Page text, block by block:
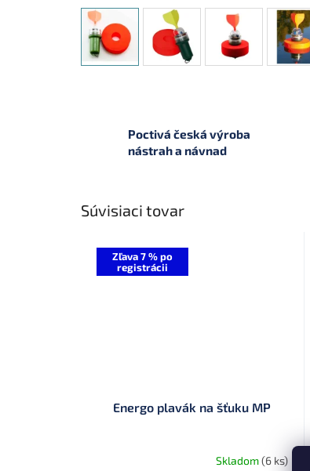
Poctivá česká výroba
nástrah a návnad
Súvisiaci tovar
Zľava 7 % po
registrácii
Energo plavák na šťuku MP
Skladom(6 ks)